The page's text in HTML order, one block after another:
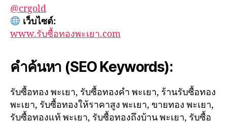
@crgold
เว็บไซต์:
www.รับซื้อทองพะเยา.com
คำค้นหา (SEO Keywords):
รับซื้อทอง พะเยา, รับซื้อทองคำ พะเยา, ร้านรับซื้อทอง
พะเยา, รับซื้อทองให้ราคาสูง พะเยา, ขายทอง พะเยา,
รับซื้อทองแท้ พะเยา, รับซื้อทองถึงบ้าน พะเยา, รับซื้อ